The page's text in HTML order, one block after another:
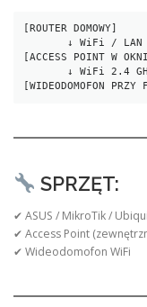
[ROUTER DOMOWY]
       ↓ WiFi / LAN
[ACCESS POINT W
↓ WiFi 2.4
[WIDEODOMOFON PRZY
SPRZĘT:
✔ ASUS / MikroTik /
✔ Access Point
✔ Wideodomofon WiFi